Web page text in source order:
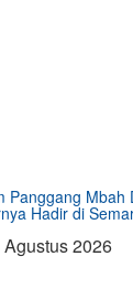
Panggang Mbah
Hadir di
Agustus 2026